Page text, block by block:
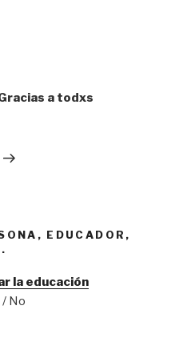
a todxs
EDUCADOR,
la educación
/ No